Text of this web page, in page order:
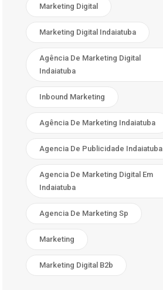
Marketing Digital
Marketing Digital Indaiatuba
Agência De Marketing Digital
Indaiatuba
Inbound Marketing
Agência De Marketing Indaiatuba
Agencia De Publicidade Indaiatuba
Agencia De Marketing Digital Em
Indaiatuba
Agencia De Marketing Sp
Marketing
Marketing Digital B2b